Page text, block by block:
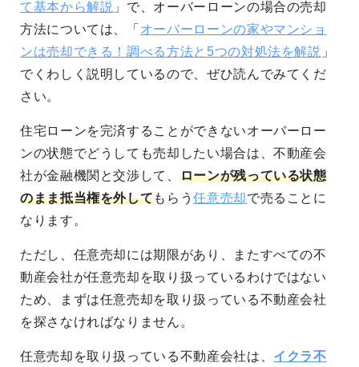
て基本から解説 」で、オーバーローンの場合の売却
方法については、「 オーバーローンの家やマンショ
ンは売却できる！調べる方法と5つの対処法を解説 」
でくわしく説明しているので、ぜひ読んでみてくだ
さい。
住宅ローンを完済することができないオーバーロー
ンの状態でどうしても売却したい場合は、不動産会
社が金融機関と交渉して、 ローンが残っている状態
のまま抵当権を外してもらう任意売却で売ることに
なります。
ただし、任意売却には期限があり、またすべての不
動産会社が任意売却を取り扱っているわけではない
ため、まずは任意売却を取り扱っている不動産会社
を探さなければなりません。
任意売却を取り扱っている不動産会社は、 イクラ不